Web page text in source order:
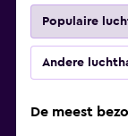
Populaire
Andere
De meest